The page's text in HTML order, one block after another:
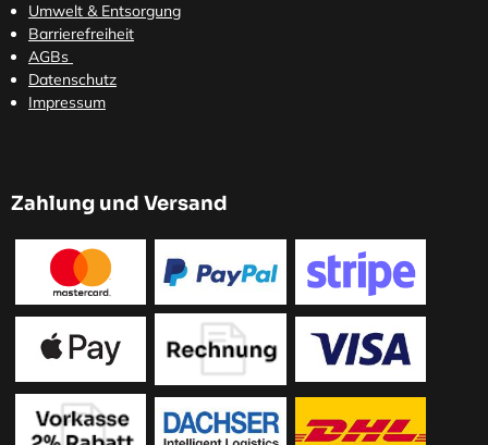
Umwelt & Entsorgung
Barrierefreiheit
AGBs
Datenschutz
Impressum
Zahlung und Versand